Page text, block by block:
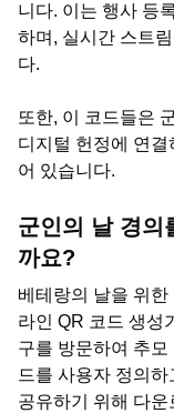
니다. 이는 행사 등
하며, 실시간 스트
다.
또한, 이 코드들은
디지털 헌정에 연
어 있습니다.
군인의 날 경의
까요?
베테랑의 날을 위
라인 QR 코드 생성
구를 방문하여 추
드를 사용자 정의
공유하기 위해 다운